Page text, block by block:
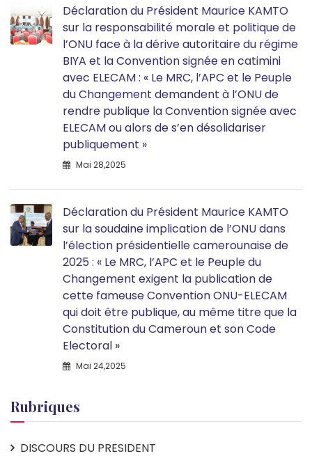
Déclaration du Président Maurice KAMTO
sur la responsabilité morale et politique de
l’ONU face à la dérive autoritaire du régime
BIYA et la Convention signée en catimini
avec ELECAM : « Le MRC, l’APC et le Peuple
du Changement demandent à l’ONU de
rendre publique la Convention signée avec
ELECAM ou alors de s’en désolidariser
publiquement »
Mai 28,2025
Déclaration du Président Maurice KAMTO
sur la soudaine implication de l’ONU dans
l’élection présidentielle camerounaise de
2025 : « Le MRC, l’APC et le Peuple du
Changement exigent la publication de
cette fameuse Convention ONU-ELECAM
qui doit être publique, au même titre que la
Constitution du Cameroun et son Code
Electoral »
Mai 24,2025
Rubriques
DISCOURS DU PRESIDENT